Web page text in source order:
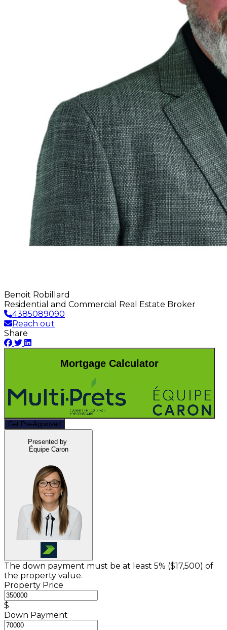
Benoit Robillard
Residential and Commercial Real Estate Broker
4385089090
Reach out
Share
Mortgage Calculator
Get Pre-Approved
Presented by
Équipe Caron
The down payment must be at least 5% ($17,500) of
the property value.
Property Price
$
Down Payment